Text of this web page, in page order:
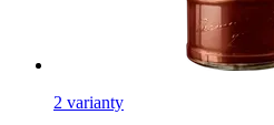
2 varianty